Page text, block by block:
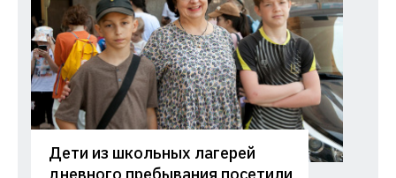
Дети из школьных лагерей